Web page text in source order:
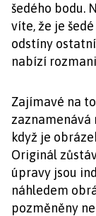
šedého bodu.
víte, že je
odstíny
nabízí
Zajímavé na
když je
Originál
úpravy jsou
náhledem
pozměněny